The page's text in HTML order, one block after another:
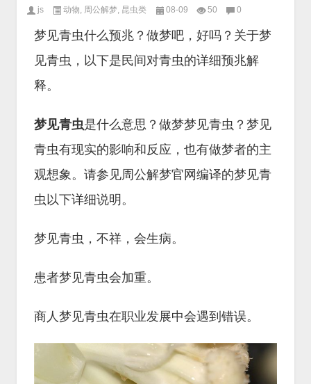
js 动物, 周公解梦, 昆虫类 08-09 50 0
梦见青虫什么预兆？做梦吧，好吗？关于梦
见青虫，以下是民间对青虫的详细预兆解
释。
梦见青虫是什么意思？做梦梦见青虫？梦见
青虫有现实的影响和反应，也有做梦者的主
观想象。请参见周公解梦官网编译的梦见青
虫以下详细说明。
梦见青虫，不祥，会生病。
患者梦见青虫会加重。
商人梦见青虫在职业发展中会遇到错误。